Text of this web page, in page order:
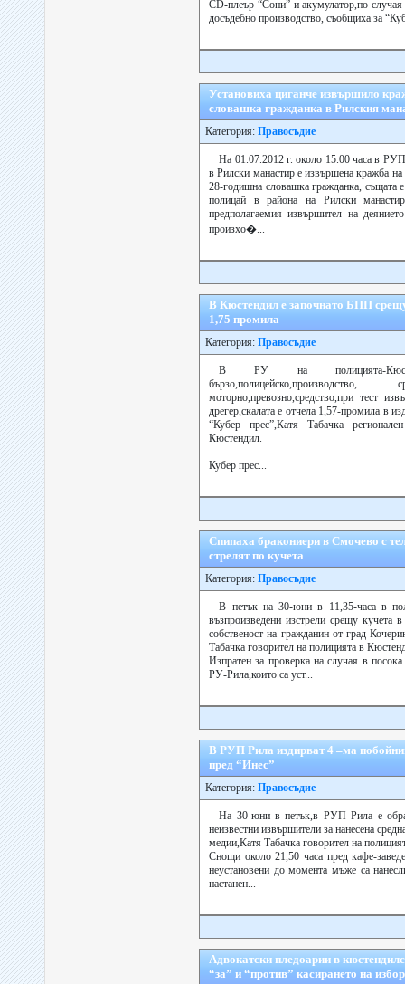
CD-плеър “Сони” и акумулатор,по
досъдебно производство, съобщиха за
Установиха циганче извършило
словашка гражданка в Рилския
Категория: Правосъдие
На 01.07.2012 г. около 15.00 часа в
в Рилски манастир е извършена кражба на
28-годишна словашка гражданка, същата
полицай в района на Рилски
предполагаемия извършител на
произхо�...
В Кюстендил е започнато БПП
1,75 промила
Категория: Правосъдие
В РУ на полицията-
моторно,превозно,средство,при тест
дрегер,скалата е отчела 1,57-промила в
“Кубер прес”,Катя Табачка
Кюстендил.
Кубер прес...
Спипаха бракониери в Смочево с
стрелят по кучета
Категория: Правосъдие
В петък на 30-юни в 11,35-часа в
възпроизведени изстрели срещу кучета
собственост на гражданин от град
Табачка говорител на полицията в
Изпратен за проверка на случая в
РУ-Рила,които са уст...
В РУП Рила издирват 4 –ма
пред “Инес”
Категория: Правосъдие
На 30-юни в петък,в РУП Рила е
неизвестни извършители за нанесена
медии,Катя Табачка говорител на
Снощи около 21,50 часа пред кафе-
неустановени до момента мъже са
настанен...
Адвокатски пледоарии в
“за” и “против” касирането на